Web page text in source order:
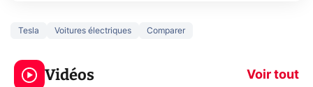
Tesla Voitures électriques Comparer
Vidéos Voir tout
5 générations de
jeux dans la
prochaine Xbox !
navigation